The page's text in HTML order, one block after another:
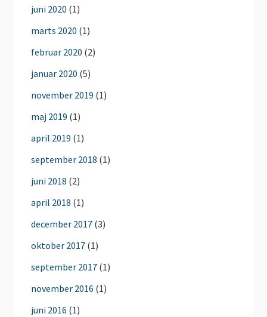
juni 2020 (1)
marts 2020 (1)
februar 2020 (2)
januar 2020 (5)
november 2019 (1)
maj 2019 (1)
april 2019 (1)
september 2018 (1)
juni 2018 (2)
april 2018 (1)
december 2017 (3)
oktober 2017 (1)
september 2017 (1)
november 2016 (1)
juni 2016 (1)